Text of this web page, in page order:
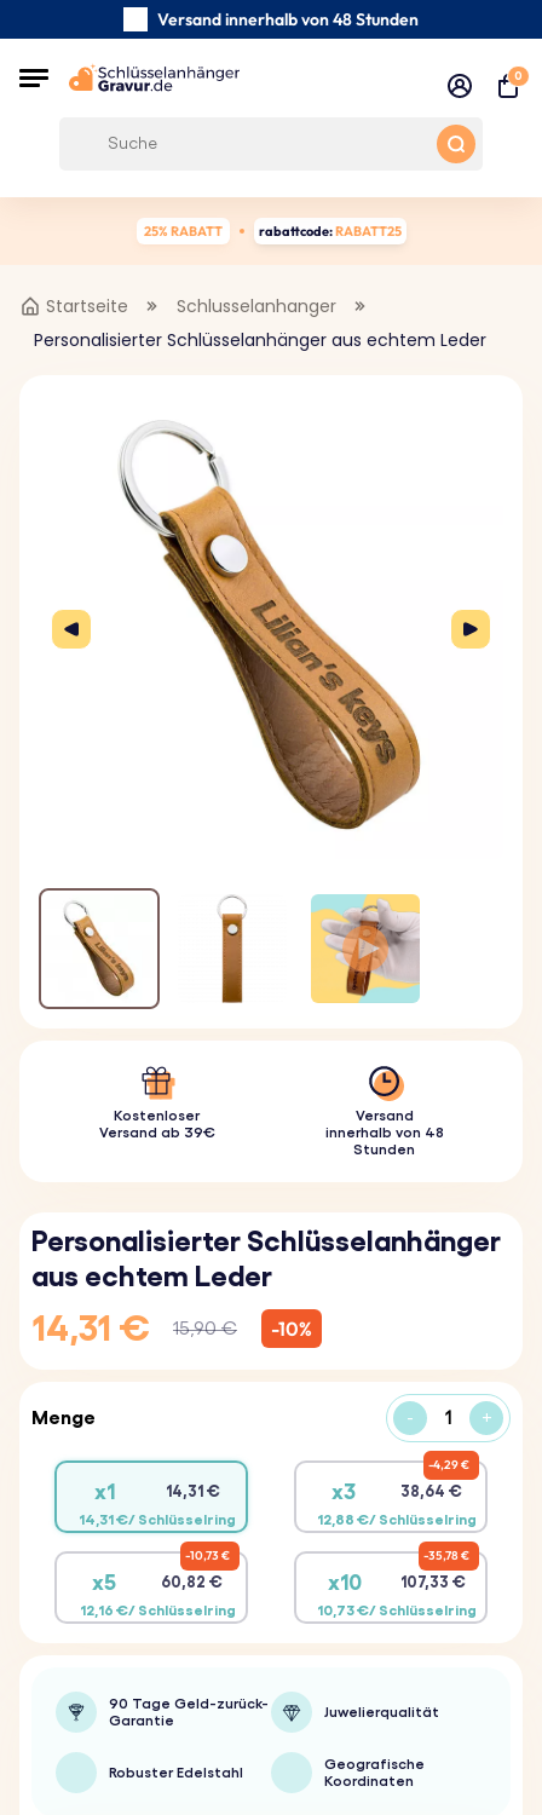
Versand innerhalb von 48 Stunden
0
25% RABATT rabattcode:RABATT25
Startseite
Schlusselanhanger
Personalisierter Schlüsselanhänger aus echtem Leder
Kostenloser
Versand ab 39€
Versand
innerhalb von 48
Stunden
Personalisierter Schlüsselanhänger
aus echtem Leder
14,31 € 15,90 € -10%
Menge - +
x1 14,31 €
14,31 €/ Schlüsselring
x3 38,64 €
12,88 €/ Schlüsselring
4,29 €
x5 60,82 €
12,16 €/ Schlüsselring
10,73 €
x10 107,33 €
10,73 €/ Schlüsselring
35,78 €
90 Tage Geld-zurück-
Garantie
Juwelierqualität
Robuster Edelstahl
Geografische
Koordinaten